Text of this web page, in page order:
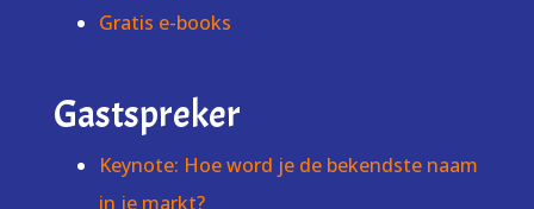
Gratis e-books
Gastspreker
Keynote: Hoe word je de bekendste naam
in je markt?